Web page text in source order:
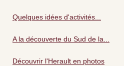
Quelques idées d'activités...
A la découverte du Sud de la...
Découvrir l'Herault en photos